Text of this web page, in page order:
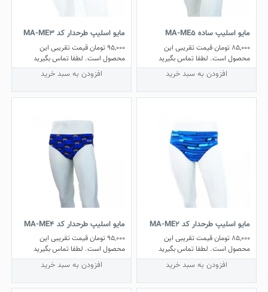
مایو اسلیپ ساده MA-ME5
85,000 تومانقیمت تقریبی این
محصول است. لطفا تماس بگیرید
افزودن به سبد خرید
مایو اسلیپ طرحدار کد MA-ME3
95,000تومانقیمت تقریبی این
محصول است. لطفا تماس بگیرید
افزودن به سبد خرید
مایو اسلیپ طرحدار کد MA-ME2
85,000 تومانقیمت تقریبی این
محصول است. لطفا تماس بگیرید
افزودن به سبد خرید
مایو اسلیپ طرحدار کد MA-ME4
95,000تومانقیمت تقریبی این
محصول است. لطفا تماس بگیرید
افزودن به سبد خرید